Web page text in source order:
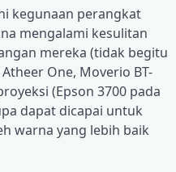
kegunaan perangkat
mengalami kesulitan
mereka (tidak begitu
One, Moverio BT-
(Epson 3700 pada
dapat dicapai untuk
warna yang lebih baik